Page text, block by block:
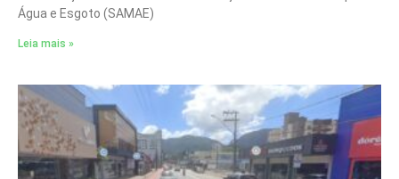
Água e Esgoto (SAMAE)
Leia mais »